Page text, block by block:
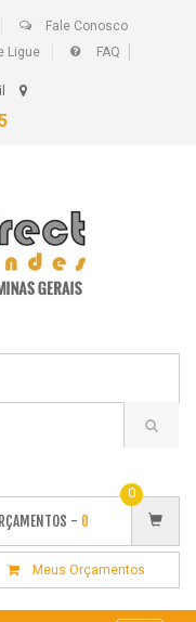
Fale Conosco
Ligue FAQ
- 0
0
Meus Orçamentos